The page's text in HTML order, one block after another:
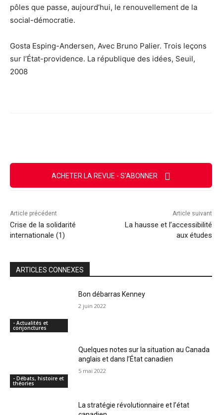
pôles que passe, aujourd’hui, le renouvellement de la
social-démocratie.
Gosta Esping-Andersen, Avec Bruno Palier. Trois leçons
sur l’État-providence. La république des idées, Seuil,
2008
ACHETER LA REVUE - S'ABONNER
Article précédent
Crise de la solidarité
internationale (1)
Article suivant
La hausse et l’accessibilité
aux études
ARTICLES CONNEXES
- Actualités et
conjonctures
Bon débarras Kenney
2 juin 2022
- Débats, histoire et
théories
Quelques notes sur la situation au Canada
anglais et dans l’État canadien
5 mai 2022
La stratégie révolutionnaire et l’état